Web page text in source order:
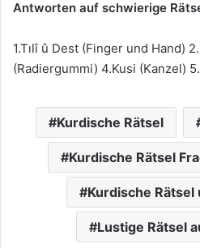
Antworten auf schwierige
1.Tılî û Dest (Finger und Hand)
(Radiergummi) 4.Kusi (Kanzel)
Kurdische Rätsel
Kurdische Rätsel
Kurdische Rätsel
Lustige Rätsel